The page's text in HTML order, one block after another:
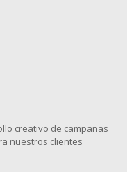
creativo de campañas
nuestros clientes